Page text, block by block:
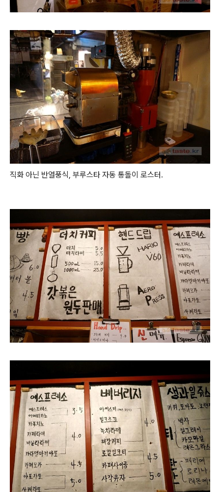
직화 아닌 반열풍식, 부루스타 자동 통돌이 로스터.